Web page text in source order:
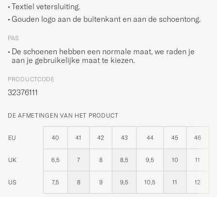
Textiel vetersluiting.
Gouden logo aan de buitenkant en aan de schoentong.
PAS
De schoenen hebben een normale maat, we raden je
aan je gebruikelijke maat te kiezen.
PRODUCTCODE
32376111
DE AFMETINGEN VAN HET PRODUCT
EU 40 41 42 43 44 45 46
UK 6,5 7 8 8,5 9,5 10 11
US 7,5 8 9 9,5 10,5 11 12